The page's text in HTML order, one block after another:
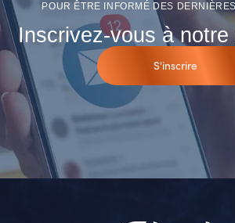
POUR ÊTRE INFORMÉ DES
Inscrivez-vous à
S'inscrire